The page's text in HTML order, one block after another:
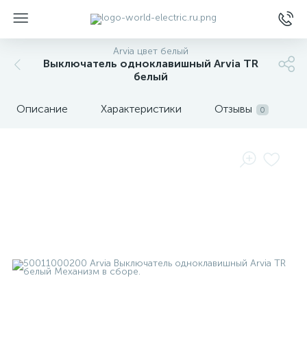
Arvia цвет белый
Выключатель одноклавишный Arvia TR
белый
Описание Характеристики Отзывы 0